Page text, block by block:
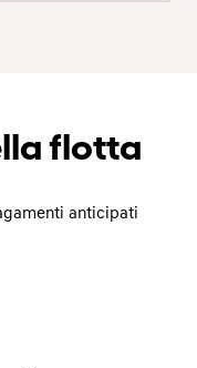
flotta
anticipati